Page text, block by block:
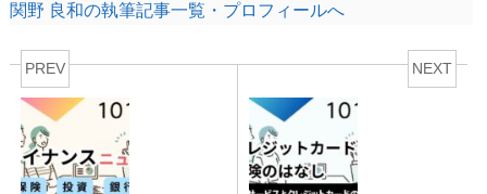
関野 良和の執筆記事一覧・プロフィールへ
PREV NEXT